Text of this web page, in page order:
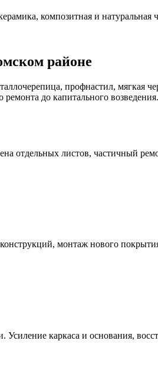
композитная и
районе
профнастил, мягкая
до капитального возведения.
отдельных листов, частичный
монтаж нового
каркаса и основания,